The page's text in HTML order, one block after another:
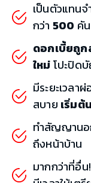
เป็นตัวแทน
กว่า 500 คัน
ดอกเบี้ยถูก
ใหม่โปะปิด
มีระยะเวลา
สบาย เริ่มต้
ทำสัญญานอ
ถึงหน้าบ้าน
มากกว่าที่อื่น